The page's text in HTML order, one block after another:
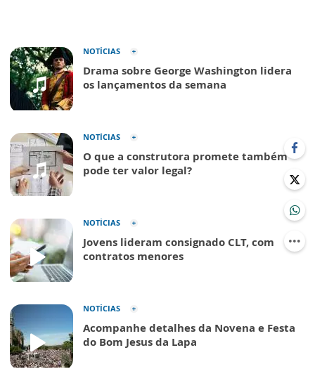
NOTÍCIAS
Drama sobre George Washington lidera
os lançamentos da semana
NOTÍCIAS
O que a construtora promete também
pode ter valor legal?
NOTÍCIAS
Jovens lideram consignado CLT, com
contratos menores
NOTÍCIAS
Acompanhe detalhes da Novena e Festa
do Bom Jesus da Lapa